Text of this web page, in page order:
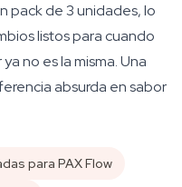
pack de 3 unidades, lo
listos para cuando
no es la misma. Una
absurda en sabor
para PAX Flow